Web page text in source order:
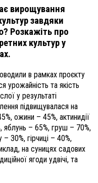
вирощування
завдяки
Розкажіть про
культур у
в рамках проєкту
урожайність та якість
у результаті
підвищувалася на
ожини – 45%, актинидії
яблунь – 65%, груш – 70%,
30%, гірчиці – 40%,
на суницях садових
ягоди удвічі, та